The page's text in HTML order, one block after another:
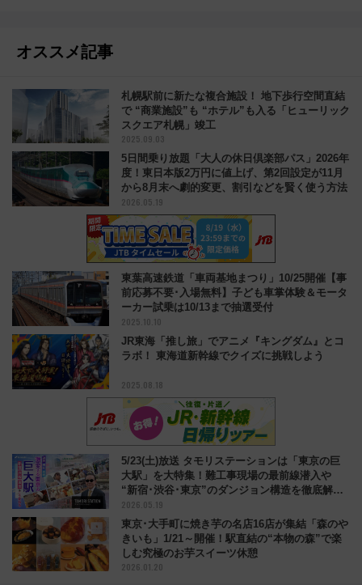
オススメ記事
札幌駅前に新たな複合施設！ 地下歩行空間直結
で “商業施設”も “ホテル”も入る「ヒューリック
スクエア札幌」竣工
2025.09.03
5日間乗り放題「大人の休日倶楽部パス」2026年
度！東日本版2万円に値上げ、第2回設定が11月
から8月末へ劇的変更、割引などを賢く使う方法
2026.05.19
東葉高速鉄道「車両基地まつり」10/25開催【事
前応募不要･入場無料】子ども車掌体験＆モータ
ーカー試乗は10/13まで抽選受付
2025.10.10
JR東海「推し旅」でアニメ『キングダム』とコ
ラボ！ 東海道新幹線でクイズに挑戦しよう
2025.08.18
5/23(土)放送 タモリステーションは「東京の巨
大駅」を大特集！難工事現場の最前線潜入や
“新宿･渋谷･東京”のダンジョン構造を徹底解
剖！
2026.05.19
東京･大手町に焼き芋の名店16店が集結「森のや
きいも」1/21～開催！駅直結の“本物の森”で楽
しむ究極のお芋スイーツ休憩
2026.01.20